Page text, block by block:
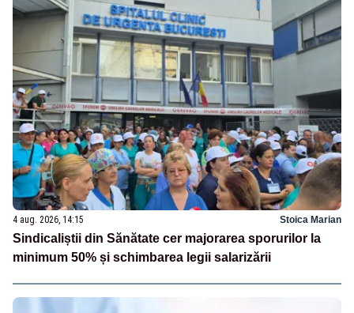
4 aug. 2026, 14:15 Stoica Marian
Sindicaliștii din Sănătate cer majorarea sporurilor la
minimum 50% și schimbarea legii salarizării